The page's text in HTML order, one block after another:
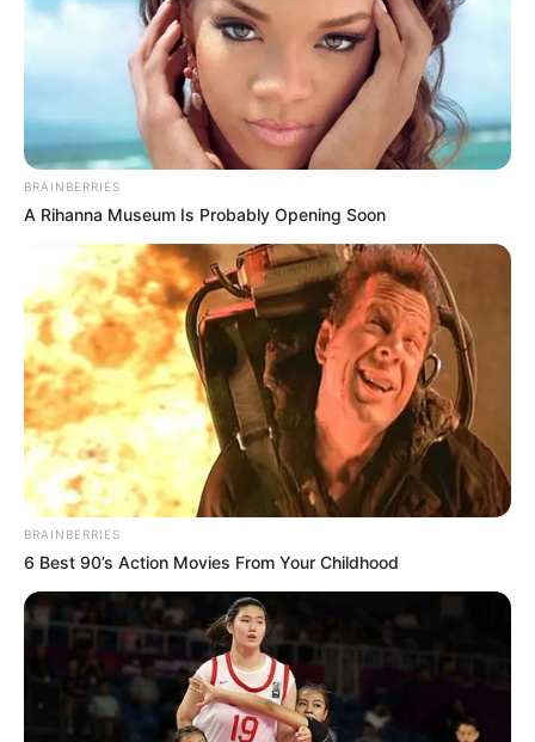
Ο πόλεμος στην Ουκρανία περνάει στην
πολύ σημαντική αλλά και επικίνδυνη
δεύτερη...
Πέμπτη, 29 Σεπτεμβρίου 2022, 11:05
Ο πόλεμος στην Ουκρανία περνάει...
“Αντιεμβολιαστής,
ρωσόφιλος, ψεκασμένος”: το
τρίπτυχο του σύγχρονου
πολιτικού επαναστάτη.
Πίσω στον Μεσαίωνα: Η ΕΕ
χωρίς φθηνό ηλεκτρικό
ρεύμα, διολισθαίνει στη
φτώχεια...
Οι ουκρανικές αντεπιθέσεις
και η ρωσική στρατηγική
που θυμίζει το Κουρσκ- Μια...
ΛΙΓΑ ΛΟΓΙΑ ΓΙΑ ΜΕΝΑ
BRAINBERRIES
A Rihanna Museum Is Probably Opening Soon
BRAINBERRIES
6 Best 90’s Action Movies From Your Childhood